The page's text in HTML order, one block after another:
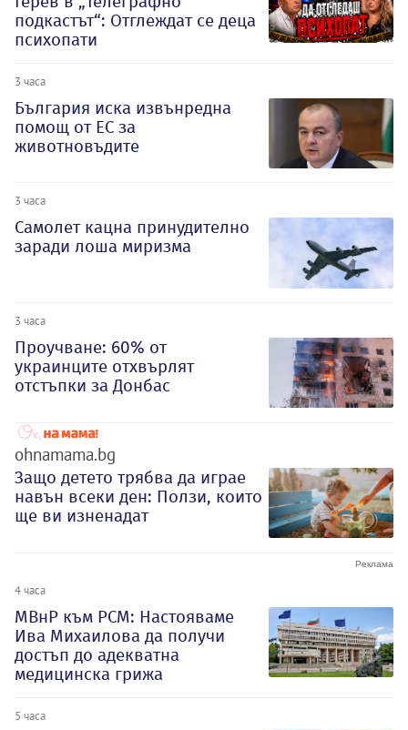
подкастът“: Отглеждат се деца
психопати
3 часа
България иска извънредна
помощ от ЕС за
животновъдите
3 часа
Самолет кацна принудително
заради лоша миризма
3 часа
Проучване: 60% от
украинците отхвърлят
отстъпки за Донбас
ohnamama.bg
Защо детето трябва да играе
навън всеки ден: Ползи, които
ще ви изненадат
4 часа
МВнР към РСМ: Настояваме
Ива Михаилова да получи
достъп до адекватна
медицинска грижа
5 часа